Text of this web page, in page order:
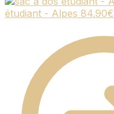
étudiant - Alpes 84.90€